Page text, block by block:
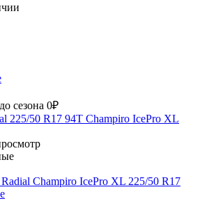
сезона 0₽
Champiro IcePro XL 225/50 R17